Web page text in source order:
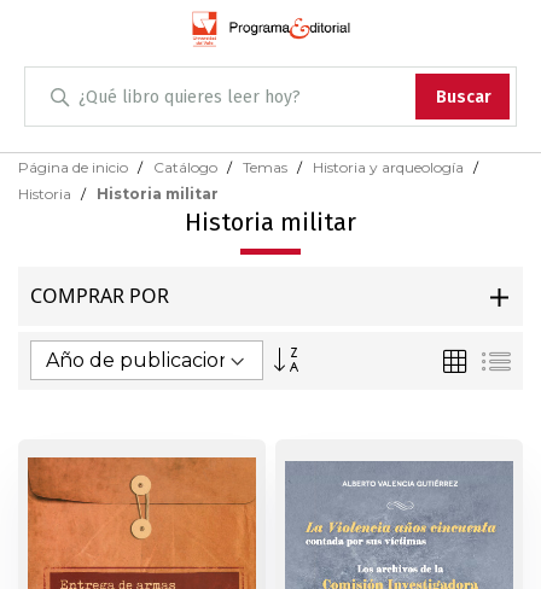
Buscar
Administración
Antropología
Biología
Ciencias
Ciencia política
Skip
Página de inicio Catálogo Temas
Historia y arqueología
Historia
Historia militar
Historia militar
COMPRAR POR
Dirección
Parrilla